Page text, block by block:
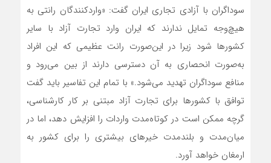
سوداگران با آزادی تجاری ایران گفت: «واردکنندگان رانتی به
هیچ‌وجه تمایل ندارند که ایران وارد تجارت آزاد با سایر
کشورها شود زیرا در این‌صورت رانت عظیمی که این افراد
به‌صورت انحصاری به آن دسترسی دارند از بین می‌رود و
منافع سوداگران تهدید می‌شود.» با تمام این تفاسیر باید گفت
توافق با کشورها برای تجارت آزاد مبتنی بر کار کارشناسی،
گرچه ممکن است در کوتاه‌مدت واردات را افزایش دهد، اما در
میان‌مدت و بلندمدت خیرهای بیشتری را برای کشور به
ارمغان خواهد آورد.